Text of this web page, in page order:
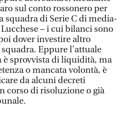
sul conto rossonero per
squadra di Serie C di media-
– i cui bilanci sono
dover investire altro
Eppure l’attuale
è sprovvista di liquidità, ma
o mancata volontà, è
da alcuni decreti
corso di risoluzione o già